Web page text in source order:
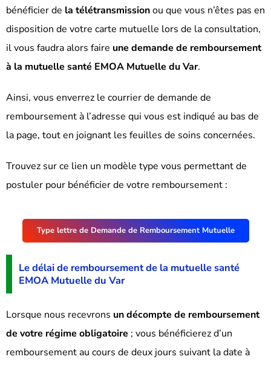
bénéficier de la télétransmissionou que vous n’êtes pas en
disposition de votre carte mutuelle lors de la consultation,
il vous faudra alors faire une demande de remboursement
à la mutuelle santé EMOA Mutuelle du Var.
Ainsi, vous enverrez le courrier de demande de
remboursement à l’adresse qui vous est indiqué au bas de
la page, tout en joignant les feuilles de soins concernées.
Trouvez sur ce lien un modèle type vous permettant de
postuler pour bénéficier de votre remboursement :
Type lettre de Demande de Remboursement Mutuelle
Le délai de remboursement de la mutuelle santé
EMOA Mutuelle du Var
Lorsque nous recevrons un décompte de remboursement
de votre régime obligatoire ; vous bénéficierez d’un
remboursement au cours de deux jours suivant la date à